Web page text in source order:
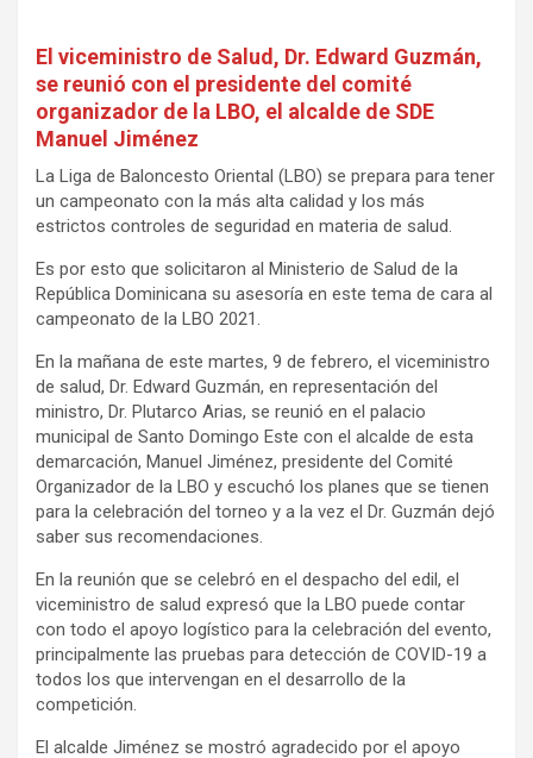
El viceministro de Salud, Dr. Edward Guzmán,
se reunió con el presidente del comité
organizador de la LBO, el alcalde de SDE
Manuel Jiménez
La Liga de Baloncesto Oriental (LBO) se prepara para tener
un campeonato con la más alta calidad y los más
estrictos controles de seguridad en materia de salud.
Es por esto que solicitaron al Ministerio de Salud de la
República Dominicana su asesoría en este tema de cara al
campeonato de la LBO 2021.
En la mañana de este martes, 9 de febrero, el viceministro
de salud, Dr. Edward Guzmán, en representación del
ministro, Dr. Plutarco Arias, se reunió en el palacio
municipal de Santo Domingo Este con el alcalde de esta
demarcación, Manuel Jiménez, presidente del Comité
Organizador de la LBO y escuchó los planes que se tienen
para la celebración del torneo y a la vez el Dr. Guzmán dejó
saber sus recomendaciones.
En la reunión que se celebró en el despacho del edil, el
viceministro de salud expresó que la LBO puede contar
con todo el apoyo logístico para la celebración del evento,
principalmente las pruebas para detección de COVID-19 a
todos los que intervengan en el desarrollo de la
competición.
El alcalde Jiménez se mostró agradecido por el apoyo